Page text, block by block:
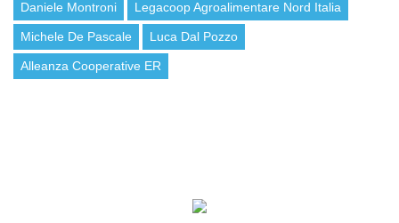
Daniele Montroni Legacoop Agroalimentare Nord Italia
Michele De Pascale Luca Dal Pozzo
Alleanza Cooperative ER